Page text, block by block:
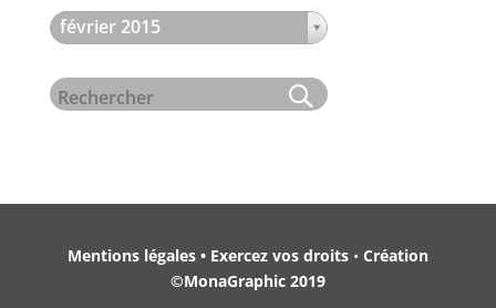
février 2015
Mentions légales • Exercez vos droits• Création
©MonaGraphic 2019